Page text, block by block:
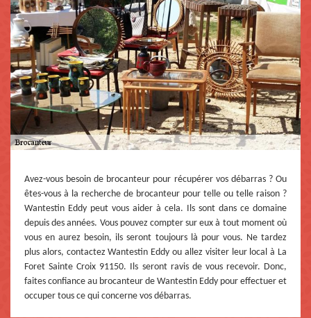
Avez-vous besoin de brocanteur pour récupérer vos débarras ? Ou
êtes-vous à la recherche de brocanteur pour telle ou telle raison ?
Wantestin Eddy peut vous aider à cela. Ils sont dans ce domaine
depuis des années. Vous pouvez compter sur eux à tout moment où
vous en aurez besoin, ils seront toujours là pour vous. Ne tardez
plus alors, contactez Wantestin Eddy ou allez visiter leur local à La
Foret Sainte Croix 91150. Ils seront ravis de vous recevoir. Donc,
faites confiance au brocanteur de Wantestin Eddy pour effectuer et
occuper tous ce qui concerne vos débarras.